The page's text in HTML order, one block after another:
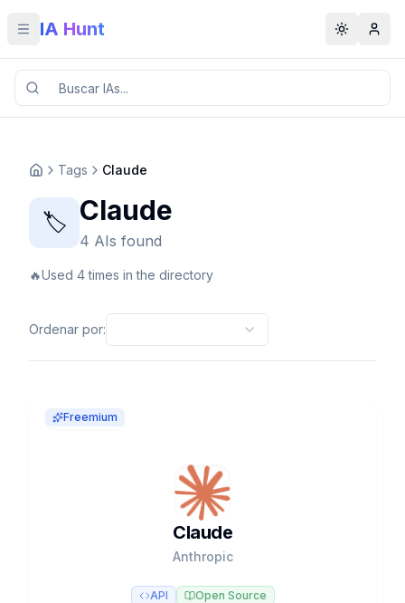
Toggle menu
IA Hunt Toggle
Tags Claude
🏷️ Claude
4 AIs found
🔥Used 4 times in the directory
Ordenar por:
Freemium
Claude
Anthropic
API Open Source